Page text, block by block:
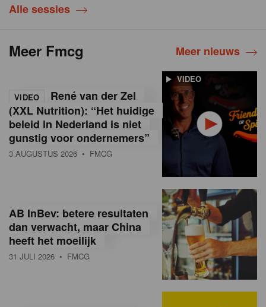
Alle sessies
Meer Fmcg Meer nieuws
VIDEO
VIDEO
René van der Zel
(XXL Nutrition): “Het huidige
beleid in Nederland is niet
gunstig voor ondernemers”
3 AUGUSTUS 2026 • FMCG
AB InBev: betere resultaten
dan verwacht, maar China
heeft het moeilijk
31 JULI 2026 • FMCG